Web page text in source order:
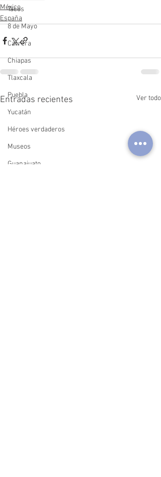
Tacos
8 de Mayo
Carrera
Chiapas
Tlaxcala
Puebla
Yucatán
Héroes verdaderos
Museos
Guanajuato
México
España
Entradas recientes Ver todo